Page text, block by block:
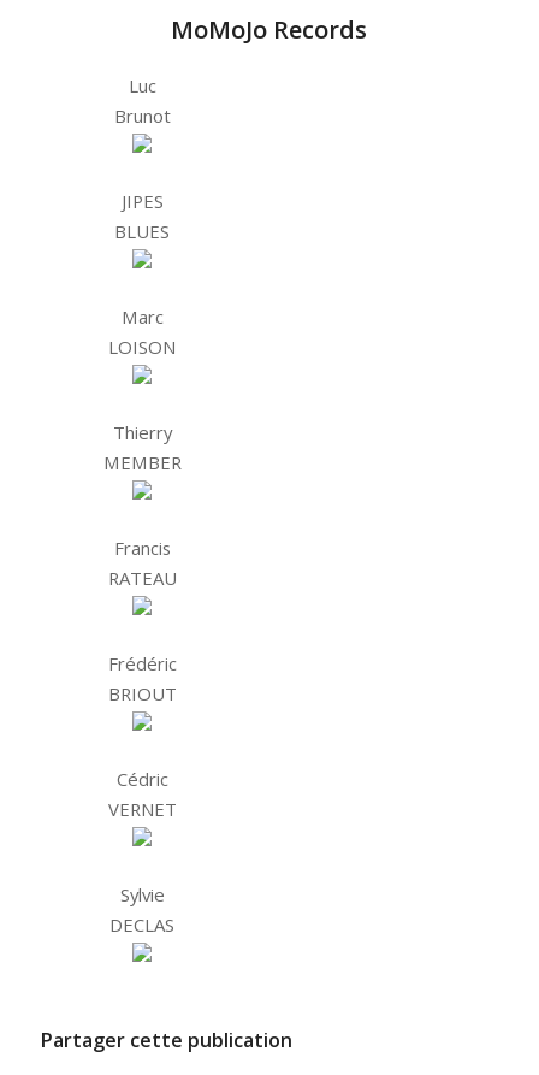
MoMoJo Records
Luc
Brunot
JIPES
BLUES
Marc
LOISON
Thierry
MEMBER
Francis
RATEAU
Frédéric
BRIOUT
Cédric
VERNET
Sylvie
DECLAS
Partager cette publication